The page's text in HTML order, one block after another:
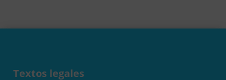
Textos legales